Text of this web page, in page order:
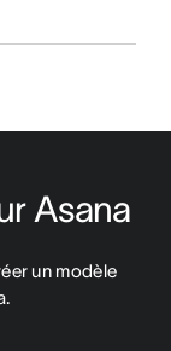
Asana
un modèle